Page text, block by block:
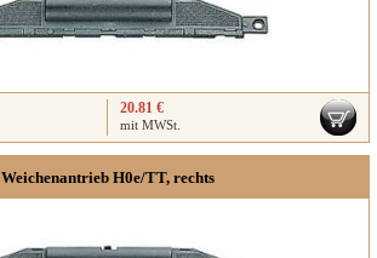
20.81 €
mit MWSt.
Weichenantrieb H0e/TT, rechts